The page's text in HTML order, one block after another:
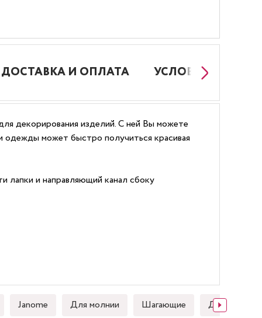
ДОСТАВКА И ОПЛАТА УСЛОВИЯ РАБОТЫ
декорирования изделий. С ней Вы можете
одежды может быстро получиться красивая
лапки и направляющий канал сбоку
Janome Для молнии Шагающие Для стежки